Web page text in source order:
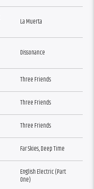
La Muerta
Dissonance
Three Friends
Three Friends
Three Friends
Far Skies, Deep Time
English Electric (Part
One)